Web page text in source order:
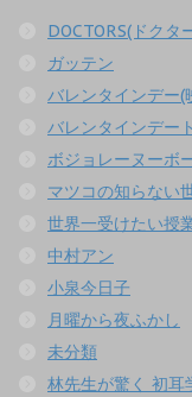
DOCTORS(ドクタ
ガッテン
バレンタインデー(
バレンタインデート
ボジョレーヌーボ
マツコの知らない
世界一受けたい授
中村アン
小泉今日子
月曜から夜ふかし
未分類
林先生が驚く 初耳